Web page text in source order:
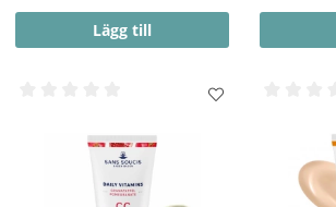
Lägg till